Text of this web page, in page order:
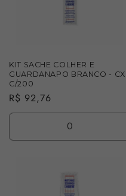
KIT SACHE COLHER E
GUARDANAPO BRANCO - CX
C/200
Preço
normal
R$ 92,76
quantidade